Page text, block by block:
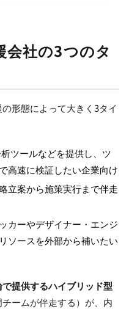
社の3つのタ
形態によって大きく3タイ
析ツールなどを提供し、ツ
高速に検証したい企業向け
立案から施策実行まで伴走
カーやデザイナー・エンジ
ソースを外部から補いたい
提供するハイブリッド型
ームが伴走する）が、内